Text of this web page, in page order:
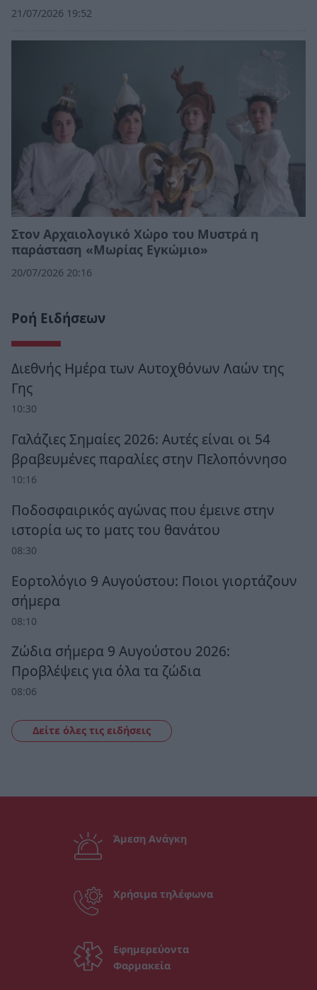
21/07/2026 19:52
Στον Αρχαιολογικό Χώρο του Μυστρά η
παράσταση «Μωρίας Εγκώμιο»
20/07/2026 20:16
Ροή Ειδήσεων
Διεθνής Ημέρα των Αυτοχθόνων Λαών της
Γης
10:30
Γαλάζιες Σημαίες 2026: Αυτές είναι οι 54
βραβευμένες παραλίες στην Πελοπόννησο
10:16
Ποδοσφαιρικός αγώνας που έμεινε στην
ιστορία ως το ματς του θανάτου
08:30
Εορτολόγιο 9 Αυγούστου: Ποιοι γιορτάζουν
σήμερα
08:10
Ζώδια σήμερα 9 Αυγούστου 2026:
Προβλέψεις για όλα τα ζώδια
08:06
Δείτε όλες τις ειδήσεις
Άμεση Ανάγκη
Χρήσιμα τηλέφωνα
Εφημερεύοντα
Φαρμακεία